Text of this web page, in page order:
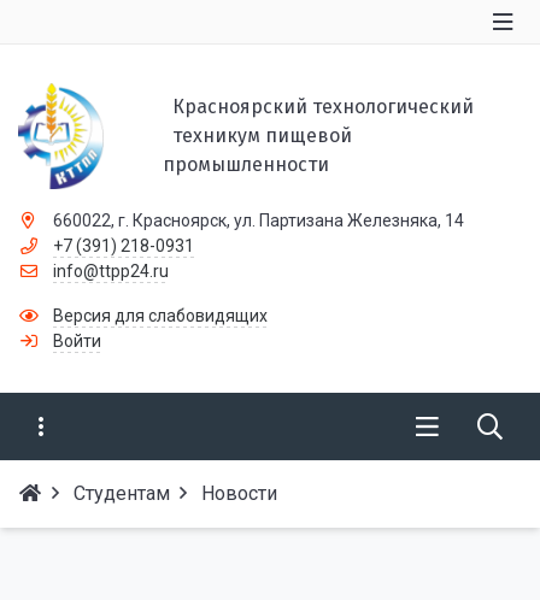
Красноярский технологический
техникум пищевой
промышленности
660022, г. Красноярск, ул. Партизана Железняка, 14
+7 (391) 218-0931
info@ttpp24.ru
Версия для слабовидящих
Войти
Студентам Новости